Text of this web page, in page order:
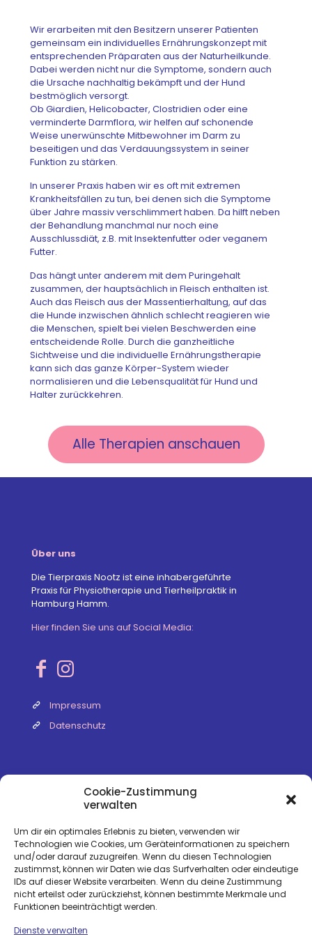
Cookie-Zustimmung
verwalten
Um dir ein optimales Erlebnis zu bieten, verwenden wir
Technologien wie Cookies, um Geräteinformationen zu speichern
und/oder darauf zuzugreifen. Wenn du diesen Technologien
zustimmst, können wir Daten wie das Surfverhalten oder eindeutige
IDs auf dieser Website verarbeiten. Wenn du deine Zustimmung
nicht erteilst oder zurückziehst, können bestimmte Merkmale und
Funktionen beeinträchtigt werden.
Dienste verwalten
Wir erarbeiten mit den Besitzern unserer Patienten
gemeinsam ein individuelles Ernährungskonzept mit
entsprechenden Präparaten aus der Naturheilkunde.
Dabei werden nicht nur die Symptome, sondern auch
die Ursache nachhaltig bekämpft und der Hund
bestmöglich versorgt.
Ob Giardien, Helicobacter, Clostridien oder eine
verminderte Darmflora, wir helfen auf schonende
Weise unerwünschte Mitbewohner im Darm zu
beseitigen und das Verdauungssystem in seiner
Funktion zu stärken.
In unserer Praxis haben wir es oft mit extremen
Krankheitsfällen zu tun, bei denen sich die Symptome
über Jahre massiv verschlimmert haben. Da hilft neben
der Behandlung manchmal nur noch eine
Ausschlussdiät, z.B. mit Insektenfutter oder veganem
Futter.
Das hängt unter anderem mit dem Puringehalt
zusammen, der hauptsächlich in Fleisch enthalten ist.
Auch das Fleisch aus der Massentierhaltung, auf das
die Hunde inzwischen ähnlich schlecht reagieren wie
die Menschen, spielt bei vielen Beschwerden eine
entscheidende Rolle. Durch die ganzheitliche
Sichtweise und die individuelle Ernährungstherapie
kann sich das ganze Körper-System wieder
normalisieren und die Lebensqualität für Hund und
Halter zurückkehren.
Alle Therapien anschauen
Über uns
Die Tierpraxis Nootz ist eine inhabergeführte
Praxis für Physiotherapie und Tierheilpraktik in
Hamburg Hamm.
Hier finden Sie uns auf Social Media:
Impressum
Datenschutz
Wir sind Montag bis Freitag täglich von 9 bis 19
Nachricht!
+49 178 - 33 544 68 Carina Nootz
+49 151 - 294 536 26Kerstin Gey
post@hundepraxis-hamburg.de